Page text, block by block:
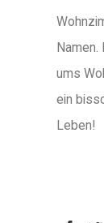
Namen.
ums
ein
Leben!